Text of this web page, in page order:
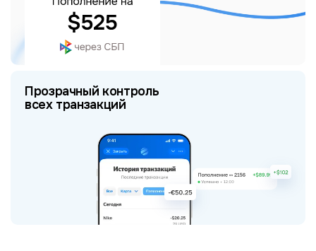
Прозрачный контроль
всех транзакций